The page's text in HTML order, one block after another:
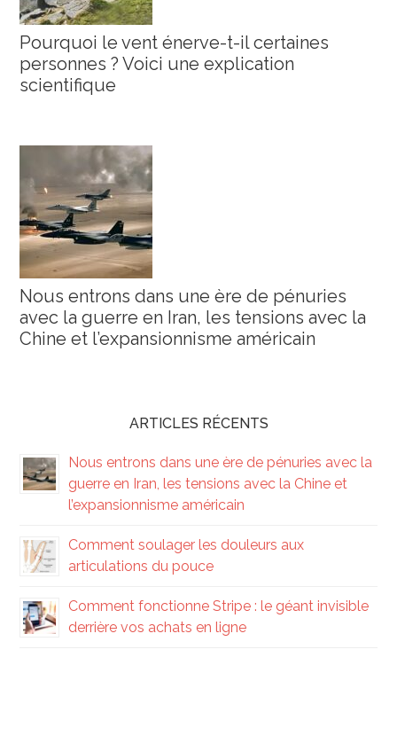
Pourquoi le vent énerve-t-il certaines
personnes ? Voici une explication
scientifique
Nous entrons dans une ère de pénuries
avec la guerre en Iran, les tensions avec la
Chine et l’expansionnisme américain
ARTICLES RÉCENTS
Nous entrons dans une ère de pénuries avec la
guerre en Iran, les tensions avec la Chine et
l’expansionnisme américain
Comment soulager les douleurs aux
articulations du pouce
Comment fonctionne Stripe : le géant invisible
derrière vos achats en ligne